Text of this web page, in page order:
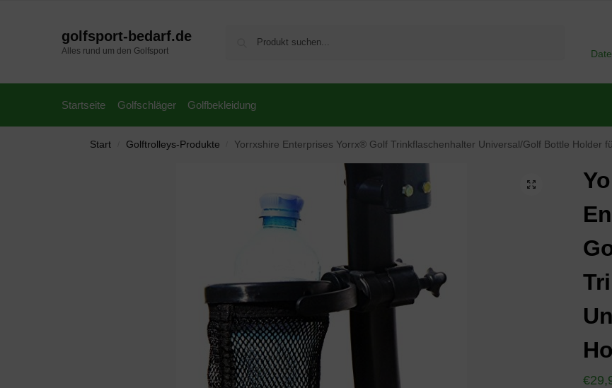
golfsport-bedarf.de
Alles rund um den Golfsport
Startseite Golfschläger Golfbekleidung
Start Golftrolleys-Produkte Yorrxshire Enterprises Yorrx® Golf Trinkflaschenhalter Universal/Golf Bottle Holder
€